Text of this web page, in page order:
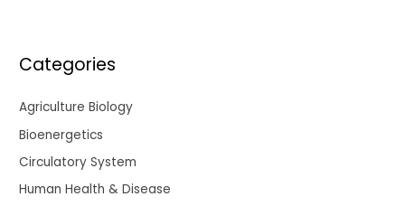
Categories
Agriculture Biology
Bioenergetics
Circulatory System
Human Health & Disease